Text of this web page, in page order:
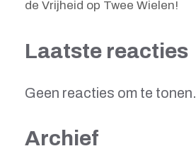
de Vrijheid op Twee Wielen!
Laatste reacties
Geen reacties om te tonen.
Archief